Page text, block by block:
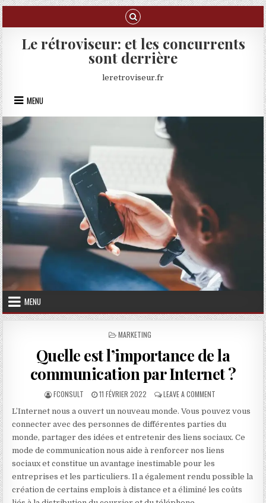
Skip to content
Le rétroviseur: et les concurrents
sont derrière
leretroviseur.fr
MENU
MENU
POSTED IN
MARKETING
Quelle est l’importance de la
communication par Internet ?
AUTHOR:
FCONSULT PUBLISHED DATE:
11 FÉVRIER 2022 LEAVE A COMMENT ON QUELLE
L’Internet nous a ouvert un nouveau monde. Vous pouvez vous
connecter avec des personnes de différentes parties du
monde, partager des idées et entretenir des liens sociaux. Ce
mode de communication nous aide à renforcer nos liens
sociaux et constitue un avantage inestimable pour les
entreprises et les particuliers. Il a également rendu possible la
création de certains emplois à distance et a éliminé les coûts